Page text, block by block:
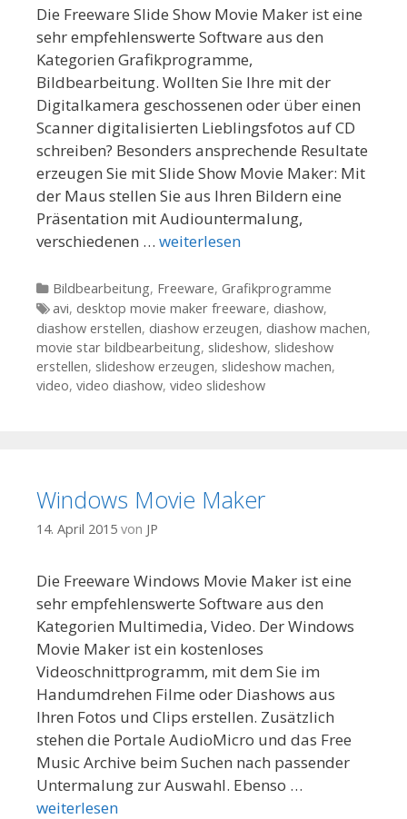
Die Freeware Slide Show Movie Maker ist eine
sehr empfehlenswerte Software aus den
Kategorien Grafikprogramme,
Bildbearbeitung. Wollten Sie Ihre mit der
Digitalkamera geschossenen oder über einen
Scanner digitalisierten Lieblingsfotos auf CD
schreiben? Besonders ansprechende Resultate
erzeugen Sie mit Slide Show Movie Maker: Mit
der Maus stellen Sie aus Ihren Bildern eine
Präsentation mit Audiountermalung,
verschiedenen … weiterlesen
Kategorien
Bildbearbeitung, Freeware, Grafikprogramme
Tags
avi, desktop movie maker freeware, diashow,
diashow erstellen, diashow erzeugen, diashow machen,
movie star bildbearbeitung, slideshow, slideshow
erstellen, slideshow erzeugen, slideshow machen,
video, video diashow, video slideshow
Windows Movie Maker
14. April 2015 von JP
Die Freeware Windows Movie Maker ist eine
sehr empfehlenswerte Software aus den
Kategorien Multimedia, Video. Der Windows
Movie Maker ist ein kostenloses
Videoschnittprogramm, mit dem Sie im
Handumdrehen Filme oder Diashows aus
Ihren Fotos und Clips erstellen. Zusätzlich
stehen die Portale AudioMicro und das Free
Music Archive beim Suchen nach passender
Untermalung zur Auswahl. Ebenso …
weiterlesen